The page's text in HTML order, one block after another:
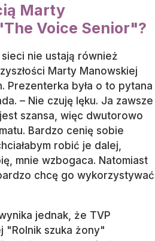
Marty
Voice Senior"?
nie ustają również
Marty Manowskiej
Prezenterka była o to pytana
– Nie czuję lęku. Ja zawsze
szansa, więc dwutorowo
Bardzo cenię sobie
robić je dalej,
mnie wzbogaca. Natomiast
chcę go wykorzystywać
jednak, że TVP
"Rolnik szuka żony"